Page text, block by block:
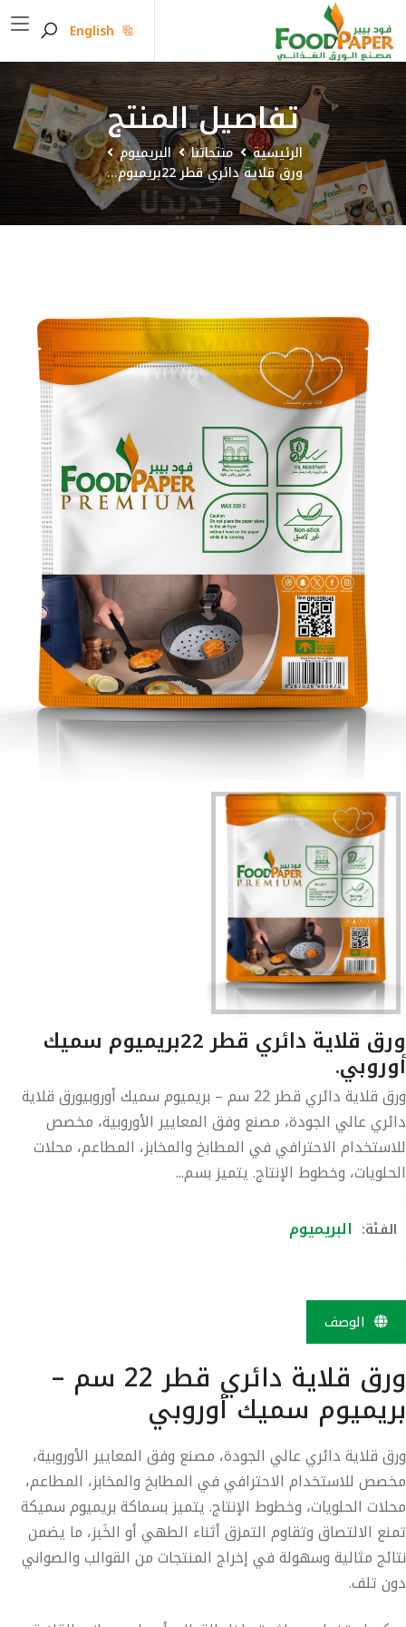
English
تفاصيل المنتج
الرئيسية منتجاتنا
البريميوم
ورق قلاية دائري قطر 22بريميوم...
ورق قلاية دائري قطر 22بريميوم سميك
ورق قلاية دائري قطر 22 سم – بريميوم سميك أوروبيورق قلاية
عالي الجودة، مصنع وفق المعايير الأوروبية، مخصص
الاحترافي في المطابخ والمخابز، المطاعم، محلات
وخطوط الإنتاج. يتميز بسم...
البريميوم
الوصف
ورق قلاية دائري قطر 22 سم –
سميك أوروبي
قلاية دائري عالي الجودة، مصنع وفقالمعايير الأوروبية،
للاستخدام الاحترافي في المطابخ والمخابز، المطاعم،
الحلويات، وخطوط الإنتاج. يتميز بسماكةبريميوم سميكة
الالتصاق وتقاوم التمزق أثناء الطهي أو الخَبز، ما يضمن
مثالية وسهولة في إخراج المنتجات من القوالب والصواني
تلف.